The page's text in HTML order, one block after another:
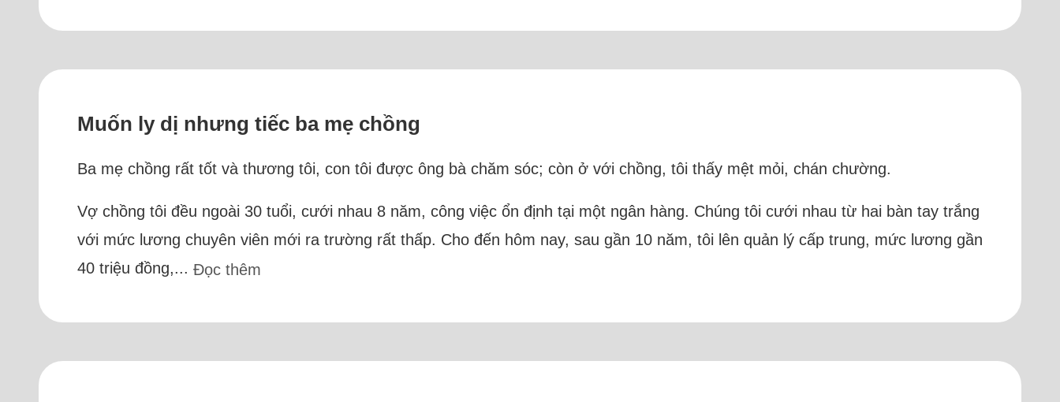
Muốn ly dị nhưng tiếc ba mẹ chồng
Ba mẹ chồng rất tốt và thương tôi, con tôi được ông bà chăm sóc; còn ở với chồng, tôi thấy mệt mỏi, chán chường.
Vợ chồng tôi đều ngoài 30 tuổi, cưới nhau 8 năm, công việc ổn định tại một ngân hàng. Chúng tôi cưới nhau từ hai bàn tay trắng
với mức lương chuyên viên mới ra trường rất thấp. Cho đến hôm nay, sau gần 10 năm, tôi lên quản lý cấp trung, mức lương gần
40 triệu đồng,... Đọc thêm